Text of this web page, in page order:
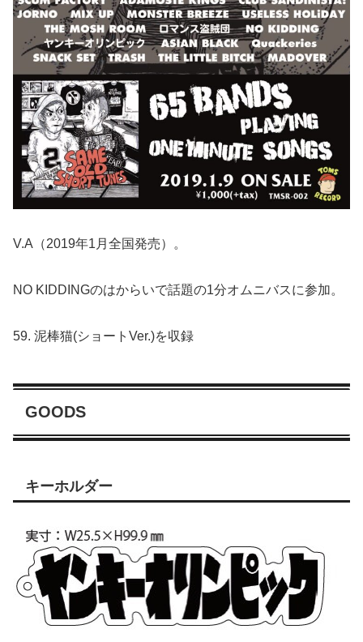
V.A（2019年1月全国発売）。
NO KIDDINGのはからいで話題の1分オムニバスに参加。
59. 泥棒猫(ショートVer.)を収録
GOODS
キーホルダー